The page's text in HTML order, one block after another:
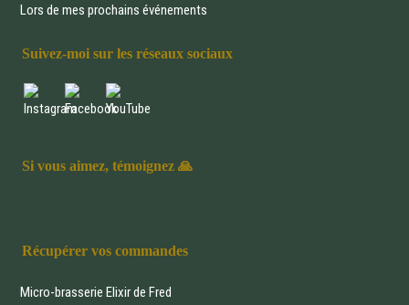
Lors de mes prochains événements
Suivez-moi sur les réseaux sociaux
Si vous aimez, témoignez 🙏
Récupérer vos commandes
Micro-brasserie Elixir de Fred